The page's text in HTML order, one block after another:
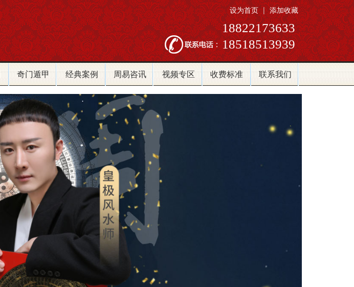
设为首页 | 添加收藏
18822173633
18518513939
奇门遁甲 经典案例 周易咨讯 视频专区 收费标准 联系我们